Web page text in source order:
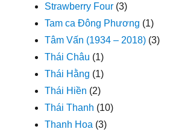
Strawberry Four (3)
Tam ca Đông Phương (1)
Tâm Vấn (1934 – 2018) (3)
Thái Châu (1)
Thái Hằng (1)
Thái Hiền (2)
Thái Thanh (10)
Thanh Hoa (3)